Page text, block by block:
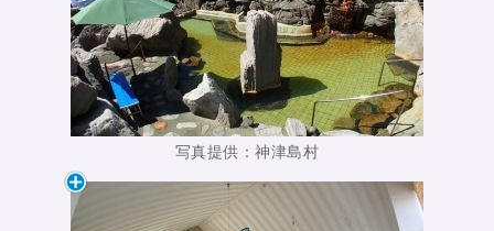
写真提供：神津島村